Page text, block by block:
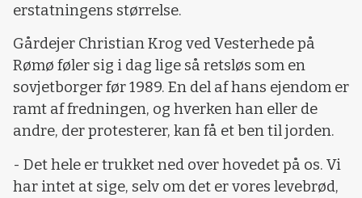
erstatningens størrelse.
Gårdejer Christian Krog ved Vesterhede på
Rømø føler sig i dag lige så retsløs som en
sovjetborger før 1989. En del af hans ejendom er
ramt af fredningen, og hverken han eller de
andre, der protesterer, kan få et ben til jorden.
- Det hele er trukket ned over hovedet på os. Vi
har intet at sige, selv om det er vores levebrød,